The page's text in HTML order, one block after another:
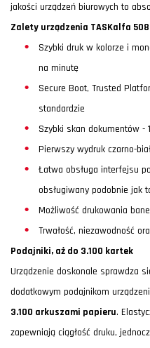
jakości urządzeń biurowych to
Zalety urządzenia TASKalfa
Szybki druk w kolorze i
na minutę
Secure Boot, Trusted
standardzie
Szybki skan dokumentów
Pierwszy wydruk czarno-
Łatwa obsługa interfejsu
obsługiwany podobnie jak
Możliwość drukowania
Trwałość, niezawodność
Podajniki, aż do 3.100 kartek
Urządzenie doskonale sprawdza
dodatkowym podajnikom
3.100 arkuszami papieru.
zapewniają ciągłość druku,